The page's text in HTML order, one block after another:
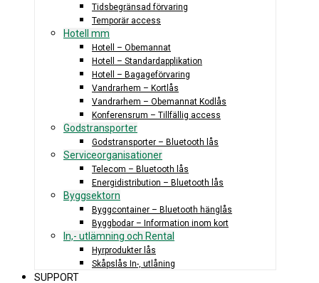
Tidsbegränsad förvaring
Temporär access
Hotell mm
Hotell – Obemannat
Hotell – Standardapplikation
Hotell – Bagageförvaring
Vandrarhem – Kortlås
Vandrarhem – Obemannat Kodlås
Konferensrum – Tillfällig access
Godstransporter
Godstransporter – Bluetooth lås
Serviceorganisationer
Telecom – Bluetooth lås
Energidistribution – Bluetooth lås
Byggsektorn
Byggcontainer – Bluetooth hänglås
Byggbodar – Information inom kort
In,- utlämning och Rental
Hyrprodukter lås
Skåpslås In-, utlåning
SUPPORT